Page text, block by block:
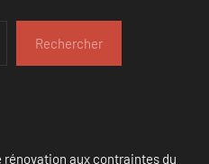
Rechercher
aux contraintes du